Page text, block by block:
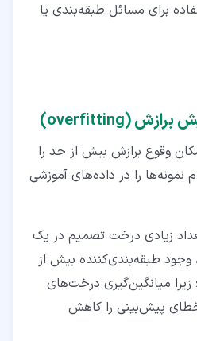
برای مسائل طبقه‌بندی یا
وقوع برازش بیش از حد را
نمونه‌ها را در داده‌های آموزشی
زیادی درخت تصمیم در یک
طبقه‌بندی‌کننده بیش از
زیرا میانگین‌گیری درخت‌های
پیش‌بینی را کاهش